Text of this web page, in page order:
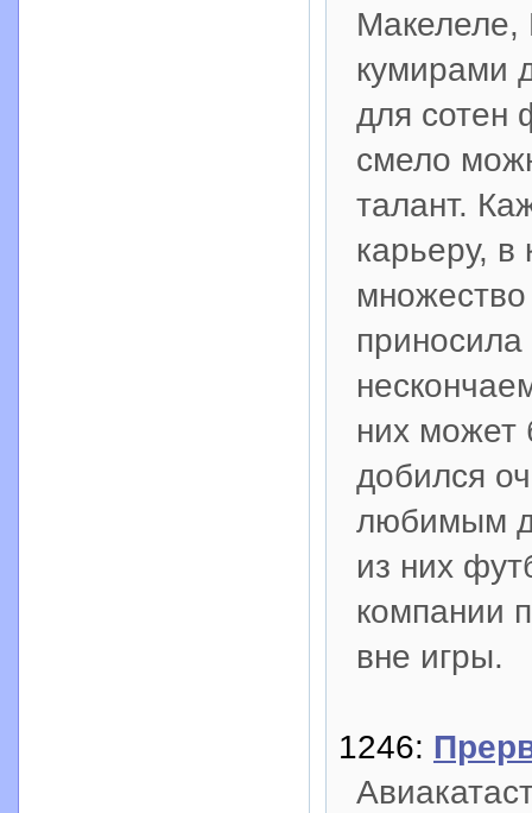
Макелеле,
кумирами
для сотен
смело
талант.
карьеру,
них может
добился
любимым
из них
компании
вне игры.
1246: